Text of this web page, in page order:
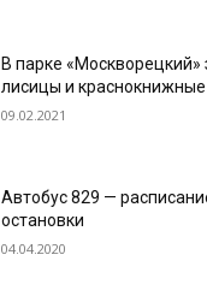
В парке
лисицы и
09.02.2021
Автобус 829 —
остановки
04.04.2020